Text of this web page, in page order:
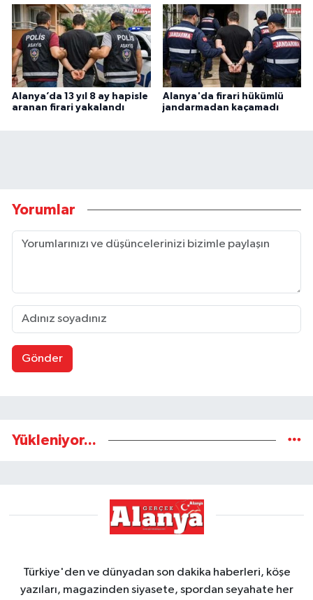
Alanya’da 13 yıl 8 ay hapisle
aranan firari yakalandı
Alanya'da firari hükümlü
jandarmadan kaçamadı
Yorumlar
Gönder
Yükleniyor...
Türkiye'den ve dünyadan son dakika haberleri, köşe
yazıları, magazinden siyasete, spordan seyahate her